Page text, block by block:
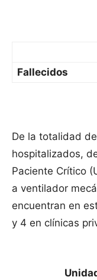
Fallecidos
De la totalidad
hospitalizados,
Paciente Crítico
a ventilador
encuentran en
y 4 en clínicas